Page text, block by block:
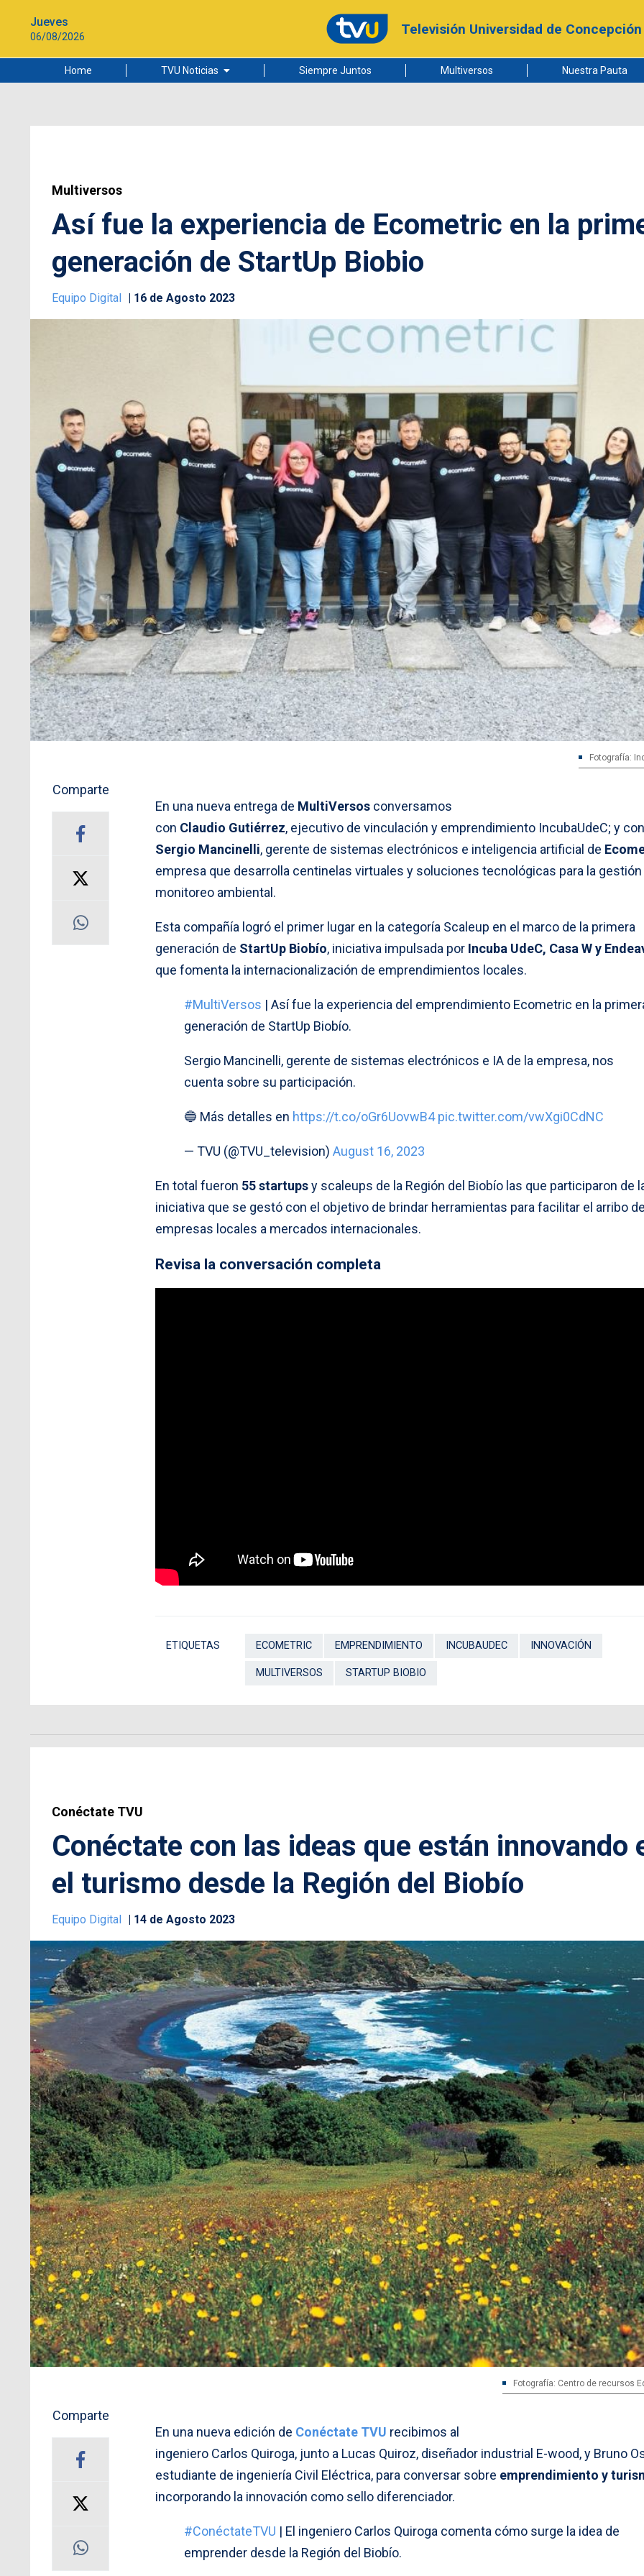
Jueves
06/08/2026 Televisión Universidad de Concepción
Home TVU Noticias
Ciudad
Siempre Juntos Multiversos Nuestra Pauta
Multiversos
Así fue la experiencia de Ecometric en la
generación de StartUp Biobio
Equipo Digital 16 de Agosto 2023
Fotografía:
Comparte
En una nueva entrega de MultiVersos conversamos
con Claudio Gutiérrez, ejecutivo de vinculación y emprendimiento IncubaUdeC; y con
Sergio Mancinelli, gerente de sistemas electrónicos e inteligencia artificial de
empresa que desarrolla centinelas virtuales y soluciones tecnológicas para la gestión
monitoreo ambiental.
Esta compañía logró el primer lugar en la categoría Scaleup en el marco de la primera
generación de StartUp Biobío, iniciativa impulsada por Incuba UdeC, Casa W y
que fomenta la internacionalización de emprendimientos locales.
#MultiVersos | Así fue la experiencia del emprendimiento Ecometric en la
generación de StartUp Biobío.
Sergio Mancinelli, gerente de sistemas electrónicos e IA de la empresa, nos
cuenta sobre su participación.
🔵 Más detalles en https://t.co/oGr6UovwB4 pic.twitter.com/vwXgi0CdNC
— TVU (@TVU_television) August 16, 2023
En total fueron 55 startupsy scaleups de la Región del Biobío las que participaron de
iniciativa que se gestó con el objetivo de brindar herramientas para facilitar el arribo de
empresas locales a mercados internacionales.
Revisa la conversación completa
ETIQUETAS ECOMETRIC EMPRENDIMIENTO INCUBAUDEC INNOVACIÓN
MULTIVERSOS STARTUP BIOBIO
Conéctate TVU
Conéctate con las ideas que están innovando
el turismo desde la Región del Biobío
Equipo Digital 14 de Agosto 2023
Fotografía: Centro de recursos
Comparte
En una nueva edición de Conéctate TVU recibimos al
ingeniero Carlos Quiroga, junto a Lucas Quiroz, diseñador industrial E-wood, y Bruno
estudiante de ingeniería Civil Eléctrica, para conversar sobre emprendimiento y
incorporando la innovación como sello diferenciador.
#ConéctateTVU | El ingeniero Carlos Quiroga comenta cómo surge la idea de
emprender desde la Región del Biobío.